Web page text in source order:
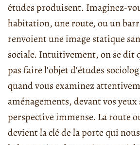
études produisent. Imaginez-
habitation, une route, ou un
renvoient une image statique
sociale. Intuitivement, on se dit
pas faire l’objet d’études
quand vous examinez
aménagements, devant vos yeux
perspective immense. La route
devient la clé de la porte qui